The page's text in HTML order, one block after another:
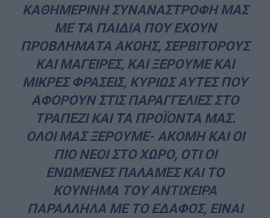
ΚΑΘΗΜΕΡΙΝΗ ΣΥΝΑΝΑΣΤΡΟΦΗ ΜΑΣ
ΜΕ ΤΑ ΠΑΙΔΙΑ ΠΟΥ ΕΧΟΥΝ
ΠΡΟΒΛΗΜΑΤΑ ΑΚΟΗΣ, ΣΕΡΒΙΤΟΡΟΥΣ
ΚΑΙ ΜΑΓΕΙΡΕΣ, ΚΑΙ ΞΕΡΟΥΜΕ ΚΑΙ
ΜΙΚΡΕΣ ΦΡΑΣΕΙΣ, ΚΥΡΙΩΣ ΑΥΤΕΣ ΠΟΥ
ΑΦΟΡΟΥΝ ΣΤΙΣ ΠΑΡΑΓΓΕΛΙΕΣ ΣΤΟ
ΤΡΑΠΕΖΙ ΚΑΙ ΤΑ ΠΡΟΪΟΝΤΑ ΜΑΣ.
ΟΛΟΙ ΜΑΣ ΞΕΡΟΥΜΕ- ΑΚΟΜΗ ΚΑΙ ΟΙ
ΠΙΟ ΝΕΟΙ ΣΤΟ ΧΩΡΟ, ΟΤΙ ΟΙ
ΕΝΩΜΕΝΕΣ ΠΑΛΑΜΕΣ ΚΑΙ ΤΟ
ΚΟΥΝΗΜΑ ΤΟΥ ΑΝΤΙΧΕΙΡΑ
ΠΑΡΑΛΛΗΛΑ ΜΕ ΤΟ ΕΔΑΦΟΣ, ΕΙΝΑΙ